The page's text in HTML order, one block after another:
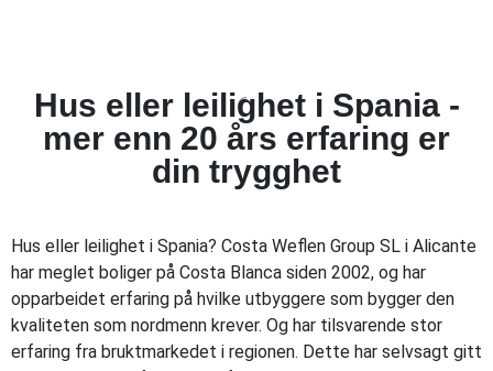
Hus eller leilighet i Spania -
mer enn 20 års erfaring er
din trygghet
Hus eller leilighet i Spania? Costa Weflen Group SL i Alicante
har meglet boliger på Costa Blanca siden 2002, og har
opparbeidet erfaring på hvilke utbyggere som bygger den
kvaliteten som nordmenn krever. Og har tilsvarende stor
erfaring fra bruktmarkedet i regionen. Dette har selvsagt gitt